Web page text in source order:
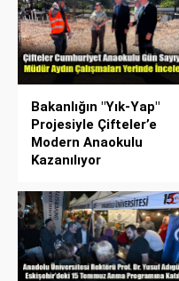
Bakanlığın "Yık-Yap"
Projesiyle Çifteler’e
Modern Anaokulu
Kazanılıyor